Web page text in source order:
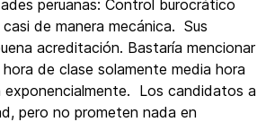
peruanas: Control burocrático
de manera mecánica. Sus
acreditación. Bastaría mencionar
de clase solamente media hora
Los candidatos a
pero no prometen nada en